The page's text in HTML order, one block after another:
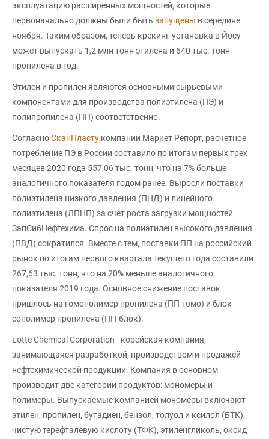
эксплуатацию расширенных мощностей, которые
первоначально должны были быть запущены в середине
ноября. Таким образом, теперь крекинг-установка в Йосу
может выпускать 1,2 млн тонн этилена и 640 тыс. тонн
пропилена в год.
Этилен и пропилен являются основными сырьевыми
компонентами для производства полиэтилена (ПЭ) и
полипропилена (ПП) соответственно.
СогласноСканПласту компании Маркет Репорт, расчетное
потребление ПЭ в России составило по итогам первых трех
месяцев 2020 года 557,06 тыс. тонн, что на 7% больше
аналогичного показателя годом ранее. Выросли поставки
полиэтилена низкого давления (ПНД) и линейного
полиэтилена (ЛПНП) за счет роста загрузки мощностей
ЗапСибНефтехима. Спрос на полиэтилен высокого давления
(ПВД) сократился. Вместе с тем, поставки ПП на российский
рынок по итогам первого квартала текущего года составили
267,63 тыс. тонн, что на 20% меньше аналогичного
показателя 2019 года. Основное снижение поставок
пришлось на гомополимер пропилена (ПП-гомо) и блок-
сополимер пропилена (ПП-блок).
Lotte Chemical Corporation - корейская компания,
занимающаяся разработкой, производством и продажей
нефтехимической продукции. Компания в основном
производит две категории продуктов: мономеры и
полимеры. Выпускаемые компанией мономеры включают
этилен, пропилен, бутадиен, бензол, толуол и ксилол (БТК),
чистую терефталевую кислоту (ТФК), этиленгликоль, оксид